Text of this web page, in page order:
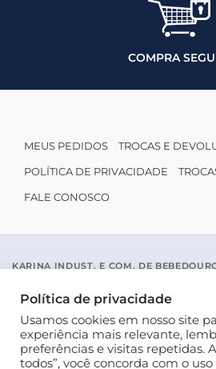
COMPRA
MEUS PEDIDOS TROCAS E
POLÍTICA DE PRIVACIDADE
FALE CONOSCO
KARINA INDUST. E COM. DE
DO RIO PRETO / SP - CEP 15077-456
Política de privacidade
Usamos cookies em nosso site
experiência mais relevante,
preferências e visitas repetidas.
todos”, você concorda com o uso